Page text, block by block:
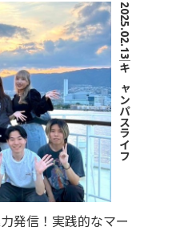
2025.02.13
｜
キャンパスライフ
発信！実践的なマー